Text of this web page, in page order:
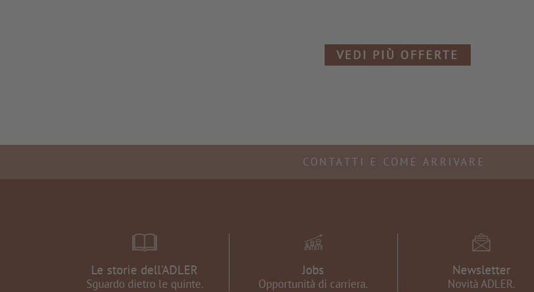
VEDI PIÙ OFFERTE
CONTATTI E COME ARRIVARE
Le storie dell'ADLER
Sguardo dietro le quinte.
Jobs
Opportunità di carriera.
Newsletter
Novità ADLER.